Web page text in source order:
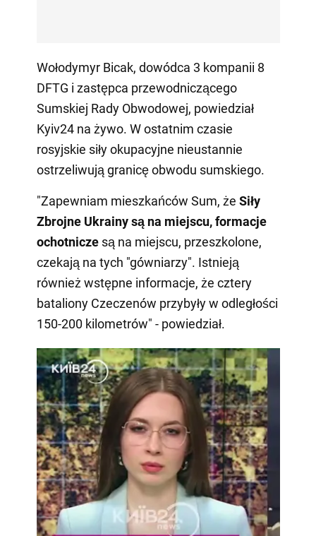
Wołodymyr Bicak, dowódca 3 kompanii 8
DFTG i zastępca przewodniczącego
Sumskiej Rady Obwodowej, powiedział
Kyiv24 na żywo. W ostatnim czasie
rosyjskie siły okupacyjne nieustannie
ostrzeliwują granicę obwodu sumskiego.
"Zapewniam mieszkańców Sum, że Siły
Zbrojne Ukrainy są na miejscu, formacje
ochotniczesą na miejscu, przeszkolone,
czekają na tych "gówniarzy". Istnieją
również wstępne informacje, że cztery
bataliony Czeczenów przybyły w odległości
150-200 kilometrów" - powiedział.